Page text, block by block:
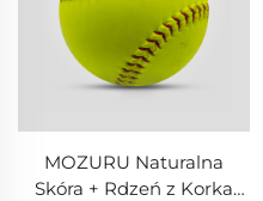
MOZURU Naturalna
Skóra + Rdzeń z Korka